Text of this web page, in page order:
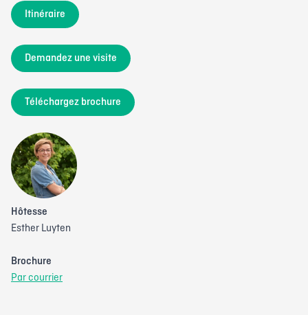
Itinéraire
Demandez une visite
Téléchargez brochure
Hôtesse
Esther Luyten
Brochure
Par courrier